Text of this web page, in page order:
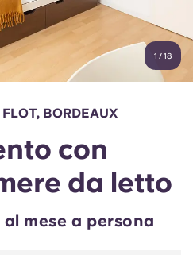
Lingua
(GB)
(US)
1 /18
BORDEAUX
con
da letto
mese a persona